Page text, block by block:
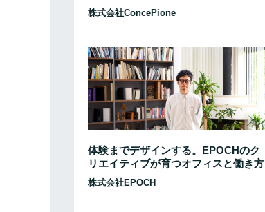
株式会社ConcePione
体験までデザインする。EPOCHのク
リエイティブが育つオフィスと働き方
株式会社EPOCH